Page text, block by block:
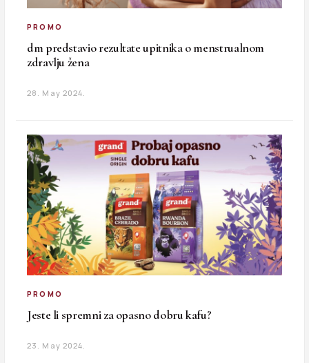
PROMO
dm predstavio rezultate upitnika o menstrualnom
zdravlju žena
28. May 2024.
PROMO
Jeste li spremni za opasno dobru kafu?
23. May 2024.